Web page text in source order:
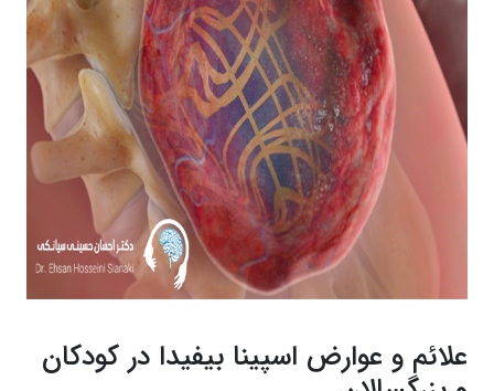
علائم و عوارض اسپینا بیفیدا در کودکان